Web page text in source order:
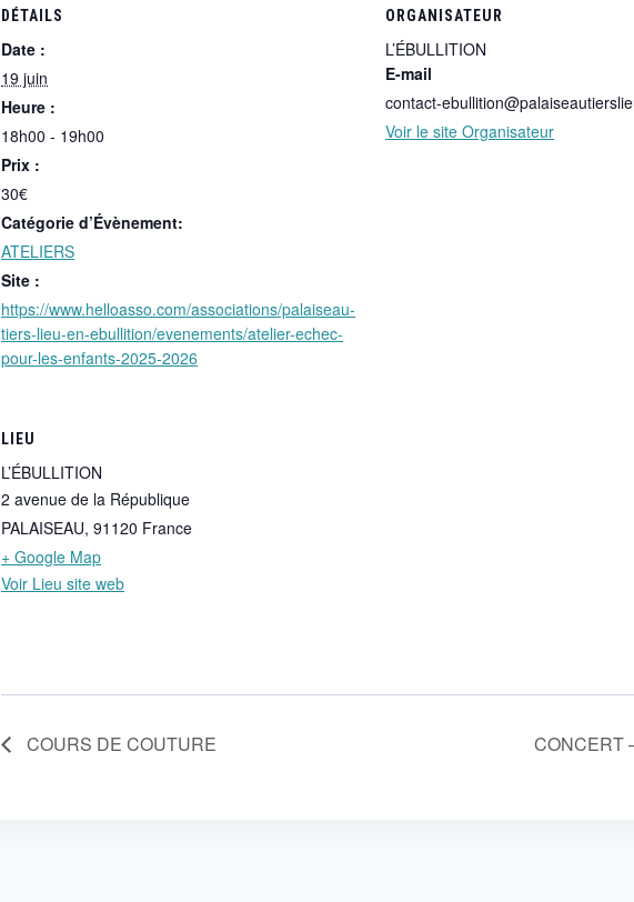
DÉTAILS
Date :
19 juin
Heure :
18h00 - 19h00
Prix :
30€
Catégorie d’Évènement:
ATELIERS
Site :
https://www.helloasso.com/associations/palaiseau-
tiers-lieu-en-ebullition/evenements/atelier-echec-
pour-les-enfants-2025-2026
ORGANISATEUR
L’ÉBULLITION
E-mail
contact-
Voir le site Organisateur
LIEU
L’ÉBULLITION
2 avenue de la République
PALAISEAU, 91120 France
+ Google Map
Voir Lieu site web
COURS DE COUTURE CONCERT